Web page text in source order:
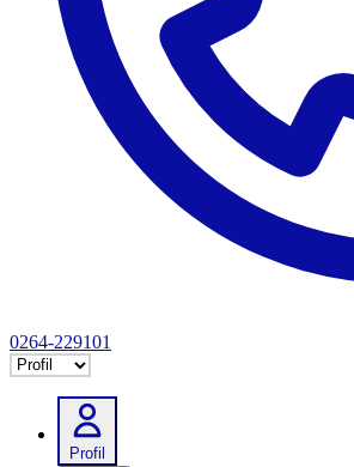
0264-229101
Selectează tab
Profil